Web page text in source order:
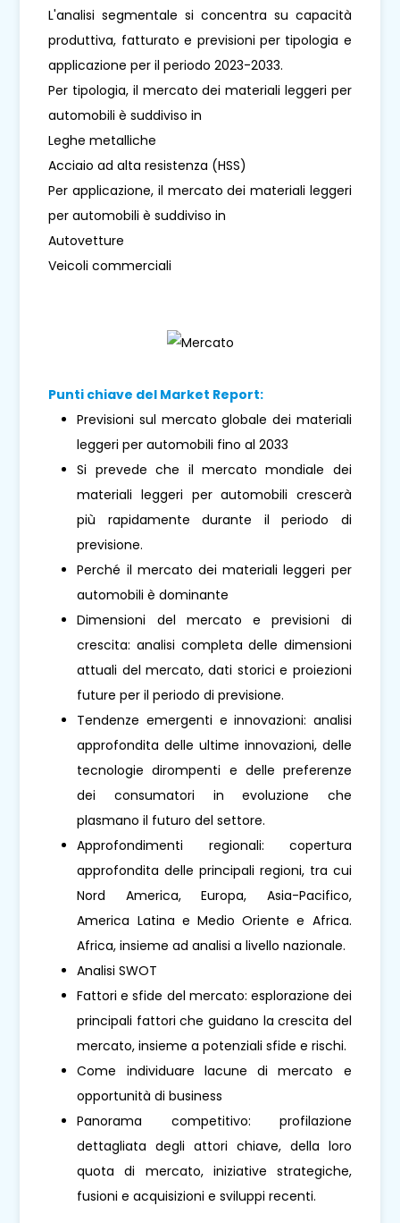
L'analisi segmentale si concentra su capacità
produttiva, fatturato e previsioni per tipologia e
applicazione per il periodo 2023-2033.
Per tipologia, il mercato dei materiali leggeri per
automobili è suddiviso in
Leghe metalliche
Acciaio ad alta resistenza (HSS)
Per applicazione, il mercato dei materiali leggeri
per automobili è suddiviso in
Autovetture
Veicoli commerciali
Punti chiave del Market Report:
Previsioni sul mercato globale dei materiali
leggeri per automobili fino al 2033
Si prevede che il mercato mondiale dei
materiali leggeri per automobili crescerà
più rapidamente durante il periodo di
previsione.
Perché il mercato dei materiali leggeri per
automobili è dominante
Dimensioni del mercato e previsioni di
crescita: analisi completa delle dimensioni
attuali del mercato, dati storici e proiezioni
future per il periodo di previsione.
Tendenze emergenti e innovazioni: analisi
approfondita delle ultime innovazioni, delle
tecnologie dirompenti e delle preferenze
dei consumatori in evoluzione che
plasmano il futuro del settore.
Approfondimenti regionali: copertura
approfondita delle principali regioni, tra cui
Nord America, Europa, Asia-Pacifico,
America Latina e Medio Oriente e Africa.
Africa, insieme ad analisi a livello nazionale.
Analisi SWOT
Fattori e sfide del mercato: esplorazione dei
principali fattori che guidano la crescita del
mercato, insieme a potenziali sfide e rischi.
Come individuare lacune di mercato e
opportunità di business
Panorama competitivo: profilazione
dettagliata degli attori chiave, della loro
quota di mercato, iniziative strategiche,
fusioni e acquisizioni e sviluppi recenti.